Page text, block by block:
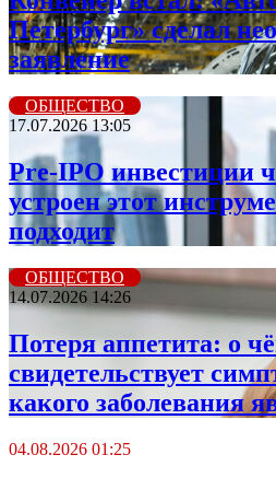
Петербург» сделал
заявление
ОБЩЕСТВО
17.07.2026 13:05
Pre-IPO инвестиции
устроен этот
подходит
ОБЩЕСТВО
14.07.2026 14:26
Потеря аппетита: о
свидетельствует
какого заболевания
04.08.2026 01:25